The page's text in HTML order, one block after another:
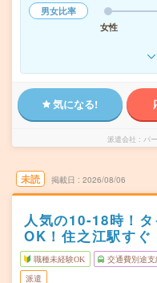
男女比率
女性
気になる!
派遣会社 パ
未読 掲載日 2026/08/06
人気の10-18時！
OK！住之江駅すぐ
職種未経験OK 交通費別途支
派遣